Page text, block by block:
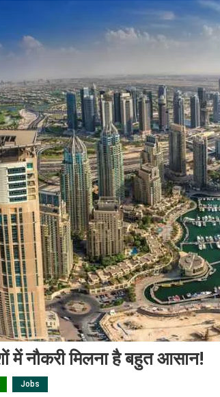
में नौकरी मिलना है बहुत आसान!
Jobs